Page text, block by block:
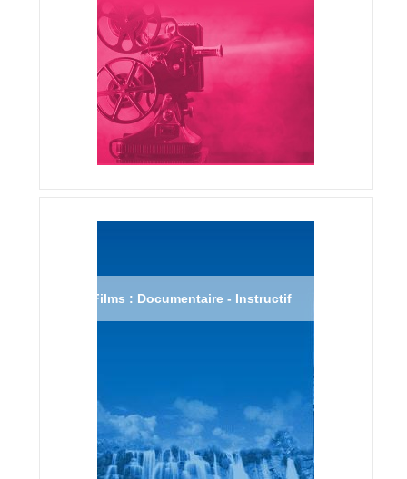
Films : Documentaire - Instructif